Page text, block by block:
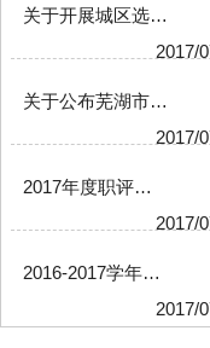
关于开展城区选调教师意向摸底调查的通知
2017/
关于公布芜湖市第七轮初级中学办学水平督导评估结果的通知
2017/
2017年度职评领导小组成员公示
2017/
2016-2017学年度第二学期教科研 工作总结
2017/